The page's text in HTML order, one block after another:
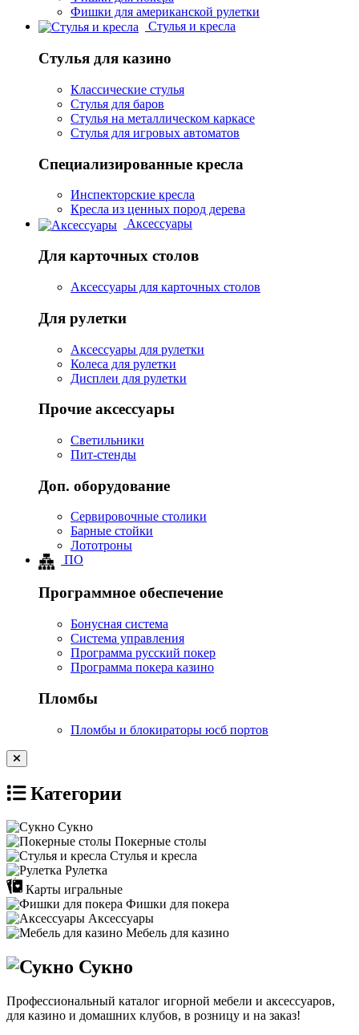
Фишки для американской рулетки
Стулья и кресла
Стулья для казино
Классические стулья
Стулья для баров
Стулья на металлическом каркасе
Стулья для игровых автоматов
Специализированные кресла
Инспекторские кресла
Кресла из ценных пород дерева
Аксессуары
Для карточных столов
Аксессуары для карточных столов
Для рулетки
Аксессуары для рулетки
Колеса для рулетки
Дисплеи для рулетки
Прочие аксессуары
Светильники
Пит-стенды
Доп. оборудование
Сервировочные столики
Барные стойки
Лототроны
ПО
Программное обеспечение
Бонусная система
Система управления
Программа русский покер
Программа покера казино
Пломбы
Пломбы и блокираторы юсб портов
Категории
Сукно
Покерные столы
Стулья и кресла
Рулетка
Карты игральные
Фишки для покера
Аксессуары
Мебель для казино
Сукно
Профессиональный каталог игорной мебели и аксессуаров,
для казино и домашних клубов, в розницу и на заказ!